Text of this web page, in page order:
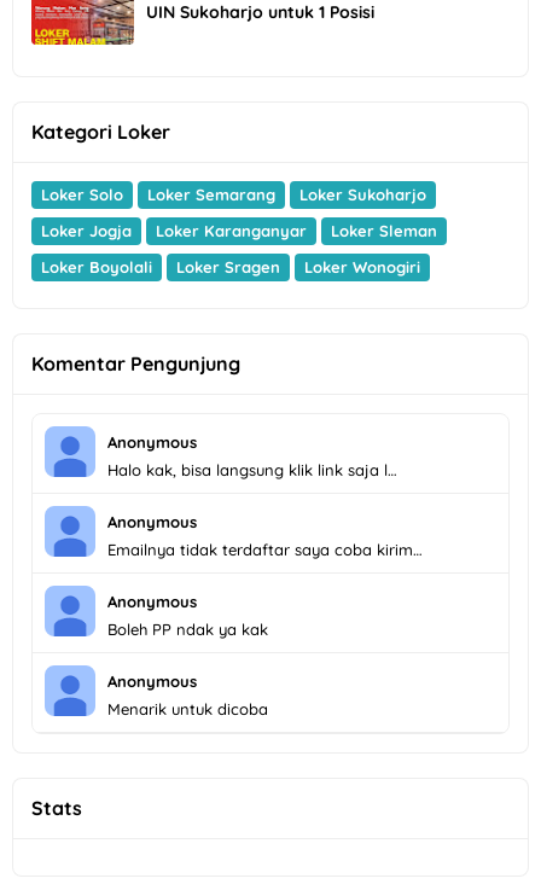
UIN Sukoharjo untuk 1 Posisi
Kategori Loker
Loker Solo Loker Semarang
Loker Sukoharjo
Loker Jogja
Loker Karanganyar
Loker Sleman
Loker Boyolali
Loker Sragen Loker Wonogiri
Komentar Pengunjung
Anonymous
Halo kak, bisa langsung klik link saja l…
Anonymous
Emailnya tidak terdaftar saya coba kirim…
Anonymous
Boleh PP ndak ya kak
Anonymous
Menarik untuk dicoba
Stats